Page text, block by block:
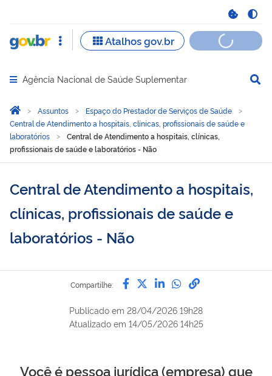
Abrir menu principal de navegação
Agência Nacional de Saúde Suplementar
Você está aqui:
Página Inicial
Assuntos
Espaço do Prestador de Serviços de Saúde
Central de Atendimento a hospitais, clínicas, profissionais de saúde e
laboratórios
Central de Atendimento a hospitais, clínicas,
profissionais de saúde e laboratórios - Não
Central de Atendimento a hospitais,
clínicas, profissionais de saúde e
laboratórios - Não
Compartilhe: Compartilhe por Facebook
Compartilhe por Twitter
Compartilhe por
Compartilhe
link para
Publicado em 28/04/2026 19h28
Atualizado em 14/05/2026 14h25
Você é pessoa jurídica (empresa) que